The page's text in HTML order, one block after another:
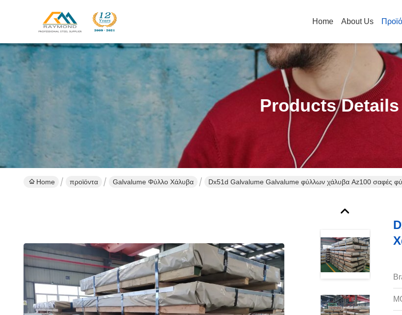
Home About Us
Products Details
Home προϊόντα Galvalume Φύλλο Χάλυβα Dx51d Galvalume Galvalume φύλλων χάλυβα Az100 σαφές